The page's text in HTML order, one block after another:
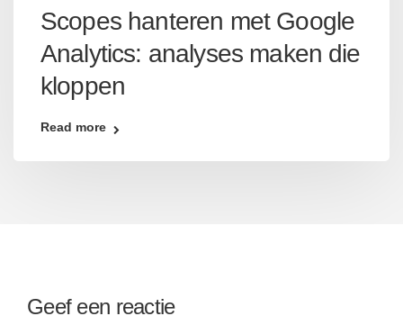
Scopes hanteren met Google
Analytics: analyses maken die
kloppen
Read more
Geef een reactie